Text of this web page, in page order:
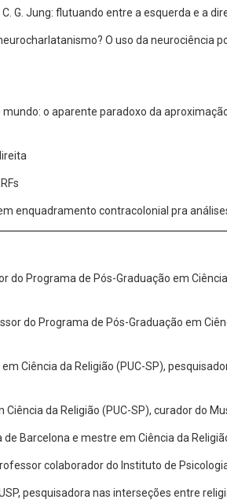
G. Jung: flutuando entre a esquerda e a
O uso da neurociência
o aparente paradoxo da
enquadramento contracolonial pra
do Programa de Pós-Graduação em
do Programa de Pós-Graduação em
Ciência da Religião (PUC-SP),
da Religião (PUC-SP), curador do
Barcelona e mestre em Ciência da
colaborador do Instituto de Psicologia
pesquisadora nas interseções entre
18
PUC-
17:00h